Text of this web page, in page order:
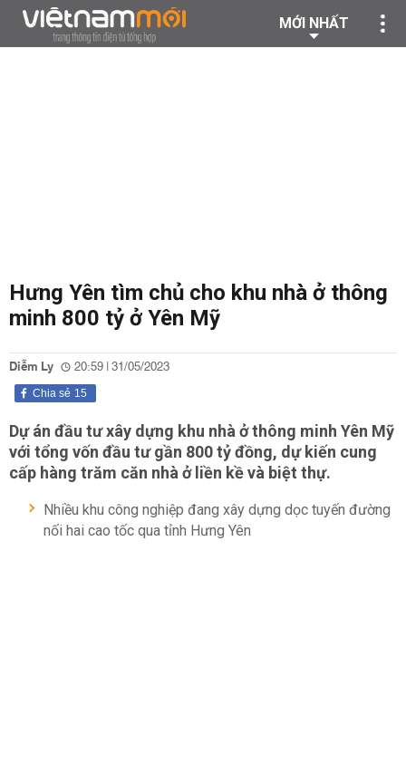
MỚI NHẤT
Hưng Yên tìm chủ cho khu nhà ở thông
minh 800 tỷ ở Yên Mỹ
Diễm Ly 20:59 | 31/05/2023
15
Chia sẻ
Dự án đầu tư xây dựng khu nhà ở thông minh Yên Mỹ
với tổng vốn đầu tư gần 800 tỷ đồng, dự kiến cung
cấp hàng trăm căn nhà ở liền kề và biệt thự.
Nhiều khu công nghiệp đang xây dựng dọc tuyến đường
nối hai cao tốc qua tỉnh Hưng Yên